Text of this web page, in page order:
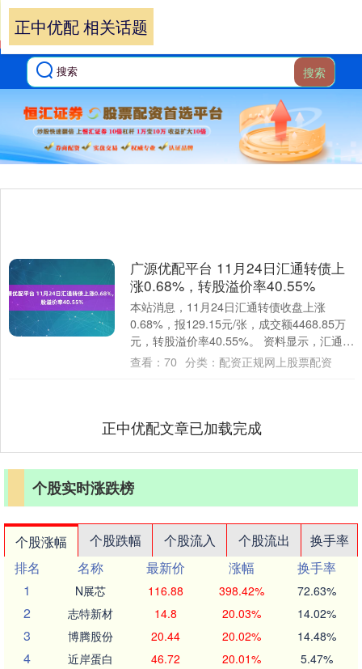
搜索
正中优配 相关话题
广源优配平台 11月24日汇通转债上
涨0.68%，转股溢价率40.55%
本站消息，11月24日汇通转债收盘上涨
0.68%，报129.15元/张，成交额4468.85万
元，转股溢价率40.55%。 资料显示，汇通转
债信用级别为“AA-....
查看： 70 分类： 配资正规网上股票配资
正中优配文章已加载完成
个股实时涨跌榜
个股涨幅 个股跌幅 个股流入 个股流出
换手率
排名
名称 最新价 涨幅
换手率
1
N展芯 116.88 398.42% 72.63%
2 志特新材 14.8 20.03% 14.02%
3 博腾股份 20.44 20.02% 14.48%
4 近岸蛋白 46.72 20.01% 5.47%